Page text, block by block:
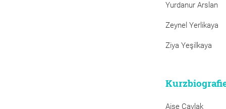
Yurdanur Arslan
Zeynel Yerlikaya
Ziya Yeşilkaya
Aişe Çavlak